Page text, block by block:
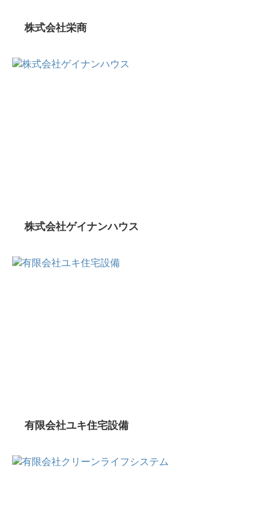
株式会社栄商
株式会社ゲイナンハウス
有限会社ユキ住宅設備